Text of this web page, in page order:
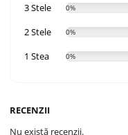
3 Stele 0%
2 Stele 0%
1 Stea 0%
RECENZII
Nu există recenzii.